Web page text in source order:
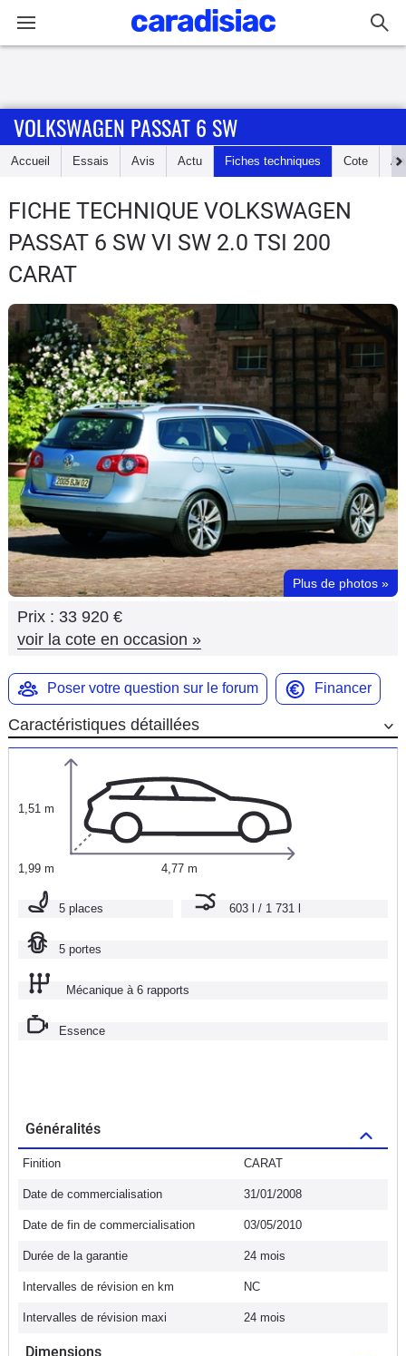
Accueil
Essais
Guide
d'achat
Electriques
Utilitaires
Flottes
Auto
Services
Forum
Moto
Marques
VOLKSWAGEN PASSAT 6 SW
Accueil Essais Avis Actu Fiches techniques Cote
FICHE TECHNIQUE VOLKSWAGEN
PASSAT 6 SW VI SW 2.0 TSI 200
CARAT
Plus de photos »
Prix : 33 920 €
voir la cote en occasion »
Poser votre question sur le forum Financer
Caractéristiques détaillées
1,51 m
1,99 m 4,77 m
5 places 603 l / 1 731 l
5 portes
Mécanique à 6 rapports
Essence
Généralités
Finition CARAT
Date de commercialisation 31/01/2008
Date de fin de commercialisation 03/05/2010
Durée de la garantie 24 mois
Intervalles de révision en km NC
Intervalles de révision maxi 24 mois
Dimensions